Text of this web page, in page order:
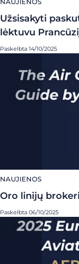
Užsisakyti
lėktuvu
Paskelbta 14/10/2025
NAUJIENOS
Oro linijų
Paskelbta 06/10/2025